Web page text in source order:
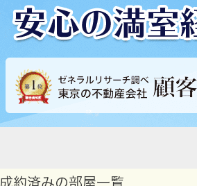
成約済みの部屋一覧